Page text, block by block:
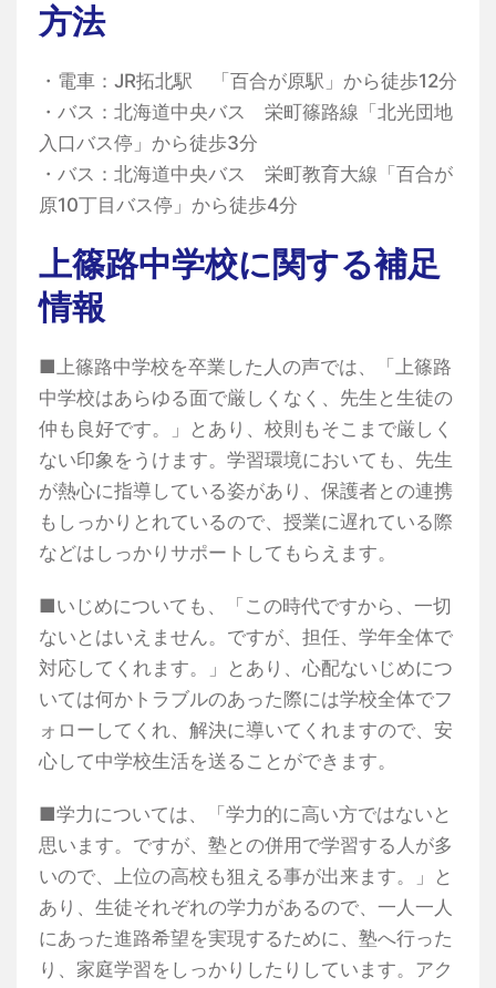
方法
・電車：JR拓北駅 「百合が原駅」から徒歩12分
・バス：北海道中央バス 栄町篠路線「北光団地
入口バス停」から徒歩3分
・バス：北海道中央バス 栄町教育大線「百合が
原10丁目バス停」から徒歩4分
上篠路中学校に関する補足
情報
■上篠路中学校を卒業した人の声では、「上篠路
中学校はあらゆる面で厳しくなく、先生と生徒の
仲も良好です。」とあり、校則もそこまで厳しく
ない印象をうけます。学習環境においても、先生
が熱心に指導している姿があり、保護者との連携
もしっかりとれているので、授業に遅れている際
などはしっかりサポートしてもらえます。
■いじめについても、「この時代ですから、一切
ないとはいえません。ですが、担任、学年全体で
対応してくれます。」とあり、心配ないじめにつ
いては何かトラブルのあった際には学校全体でフ
ォローしてくれ、解決に導いてくれますので、安
心して中学校生活を送ることができます。
■学力については、「学力的に高い方ではないと
思います。ですが、塾との併用で学習する人が多
いので、上位の高校も狙える事が出来ます。」と
あり、生徒それぞれの学力があるので、一人一人
にあった進路希望を実現するために、塾へ行った
り、家庭学習をしっかりしたりしています。アク